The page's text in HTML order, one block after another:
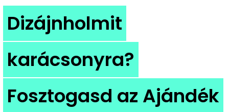
CÍMLAP
DIZÁJN
DIVAT
HIP
Dizájnholmit
karácsonyra?
Fosztogasd az Ajándék